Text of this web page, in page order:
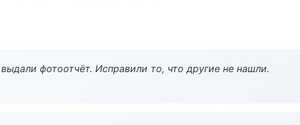
фотоотчёт. Исправили то, что другие не нашли.